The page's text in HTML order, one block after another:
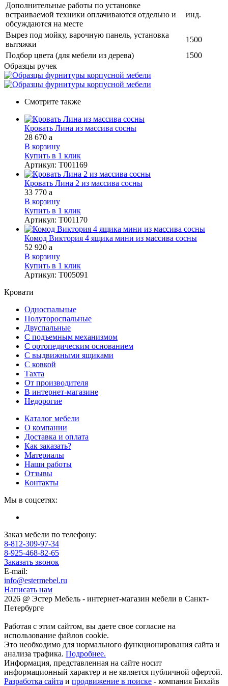
Дополнительные работы по установке
встраиваемой техники оплачиваются отдельно и
обсуждаются на месте
инд.
Вырез под мойку, варочную панель, установка
вытяжки
1500
Подбор цвета (для мебели из дерева)
1500
Образцы ручек
Смотрите также
Кровать Лина из массива сосны
28 670 a
В корзину
Купить в 1 клик
Артикул: Т001169
Кровать Лина 2 из массива сосны
33 770 a
В корзину
Купить в 1 клик
Артикул: Т001170
Комод Виктория 4 ящика мини из массива сосны
52 920 a
В корзину
Купить в 1 клик
Артикул: Т005091
Кровати
Односпальные
Полутороспальные
Двуспальные
С подъемным механизмом
С ортопедическим основанием
С выдвижными ящиками
С ковкой
Тахта
От производителя
В интернет-магазине
Недорогие
Каталог мебели
О компании
Доставка и оплата
Как заказать?
Материалы
Наши работы
Отзывы
Контакты
Мы в соцсетях:
Заказ мебели по телефону:
8-812-309-97-34
8-925-468-82-65
Заказать звонок
E-mail:
info@estermebel.ru
Написать нам
2026 @ Эстер Мебель - интернет-магазин мебели в Санкт-
Петербурге
Работая с этим сайтом, вы даете свое согласие на
использование файлов cookie.
Это необходимо для нормального функционирования сайта и
анализа трафика. Подробнее.
Информация, представленная на сайте носит
информационный характер и не является публичной офертой.
Разработка сайта и продвижение в поиске - компания Бихайв